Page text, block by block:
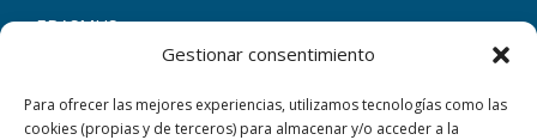
Gestionar consentimiento
Para ofrecer las mejores experiencias, utilizamos tecnologías como las
cookies (propias y de terceros) para almacenar y/o acceder a la
ERASMUS+
ENTRECULTURAS
ESCUELAS CATÓLICAS